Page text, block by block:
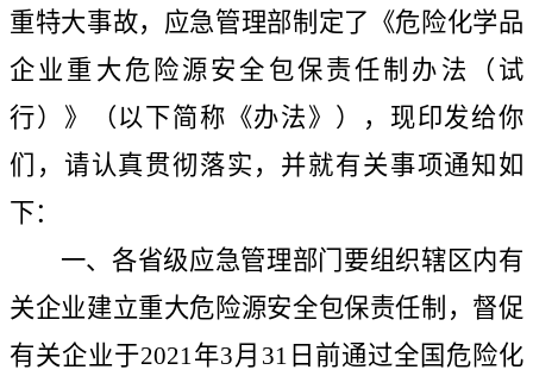
重特大事故，应急管理部制定了《危险化学品
企业重大危险源安全包保责任制办法（试
行）》（以下简称《办法》），现印发给你
们，请认真贯彻落实，并就有关事项通知如
下：
一、各省级应急管理部门要组织辖区内有
关企业建立重大危险源安全包保责任制，督促
有关企业于2021年3月 31 日前通过全国危险化